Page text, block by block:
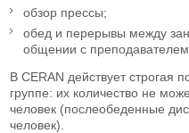
обзор прессы;
обед и перерывы между
общении с преподавателем.
В CERAN действует строгая
группе: их количество не
человек (послеобеденные
человек).